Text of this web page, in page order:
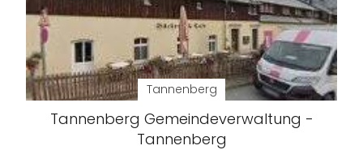
Tannenberg
Tannenberg Gemeindeverwaltung -
Tannenberg